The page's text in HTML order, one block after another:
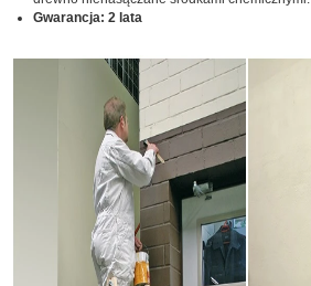
Gwarancja: 2 lata